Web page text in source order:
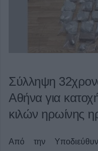
Σύλληψη
Αθήνα για
κιλών ηρωίνης
Από την